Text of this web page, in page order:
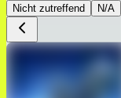
Nicht zutreffend
N/A